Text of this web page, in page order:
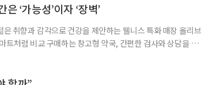
어에게 가장 먼저 필요한 디지털 건강 도구는 의외로
‘가능성’이자 ‘장벽’
취향과 감각으로 건강을 제안하는 웰니스 특화 매장 올리브
처럼 비교 구매하는 창고형 약국, 간편한 검사와 상담을 결
소, 올리브베러, 창고형·체험형 약국까지. 건기식을 구매할